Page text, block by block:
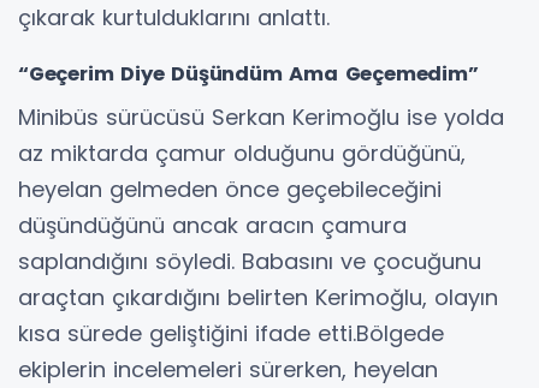
çıkarak kurtulduklarını anlattı.
“Geçerim Diye Düşündüm Ama Geçemedim”
Minibüs sürücüsü Serkan Kerimoğlu ise yolda
az miktarda çamur olduğunu gördüğünü,
heyelan gelmeden önce geçebileceğini
düşündüğünü ancak aracın çamura
saplandığını söyledi. Babasını ve çocuğunu
araçtan çıkardığını belirten Kerimoğlu, olayın
kısa sürede geliştiğini ifade etti.Bölgede
ekiplerin incelemeleri sürerken, heyelan